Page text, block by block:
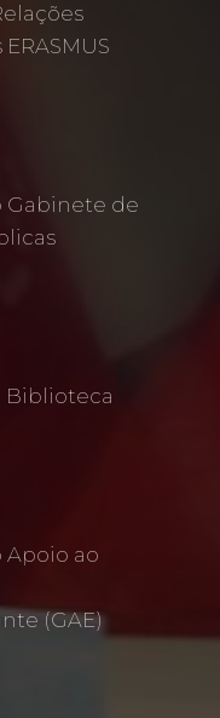
Gabinete de
Biblioteca
Apoio ao
(GAE)